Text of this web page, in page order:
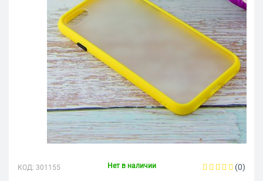
КОД: 301155 Нет в наличии (0)